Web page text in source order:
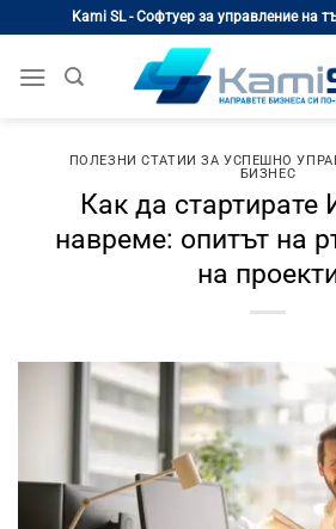
content
Kami SL - Софтуер за управление на
ПОЛЕЗНИ СТАТИИ ЗА УСПЕШНО
БИЗНЕС
Как да стартирате
навреме: опитът на
на